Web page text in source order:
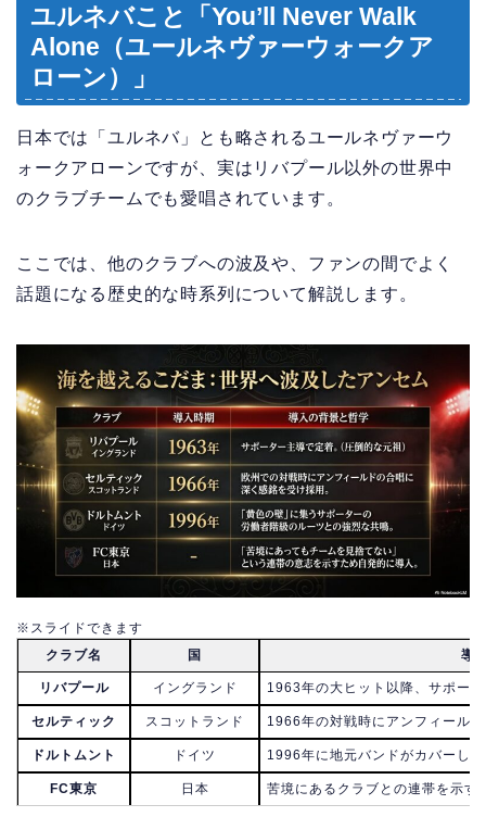
ユルネバこと「You’ll Never Walk
Alone（ユールネヴァーウォークア
ローン）」
日本では「ユルネバ」とも略されるユールネヴァーウ
ォークアローンですが、実はリバプール以外の世界中
のクラブチームでも愛唱されています。
ここでは、他のクラブへの波及や、ファンの間でよく
話題になる歴史的な時系列について解説します。
※スライドできます
クラブ名
国 導
リバプール イングランド 1963年の大ヒット以降、サポー
セルティック スコットランド 1966年の対戦時にアンフィール
ドルトムント ドイツ 1996年に地元バンドがカバーし
FC東京 日本 苦境にあるクラブとの連帯を示す